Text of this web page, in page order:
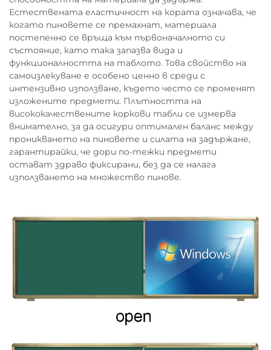
Естествената еластичност на кората означава, че
когато пиновете се премахнат, материала
постепенно се връща към първоначалното си
състояние, като така запазва вида и
функционалността на таблото. Това свойство на
самоизлекуване е особено ценно в среди с
интензивно използване, където често се променят
изложените предмети. Плътността на
висококачествените коркови табли се измерва
внимателно, за да осигури оптимален баланс между
проникването на пиновете и силата на задържане,
гарантирайки, че дори по-тежки предмети
остават здраво фиксирани, без да се налага
използването на множество пинове.